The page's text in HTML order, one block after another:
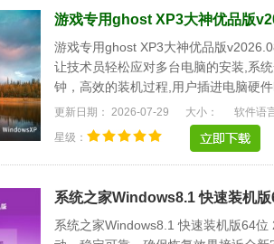
游戏专用ghost XP3大神优品版
游戏专用ghost XP3大神优品版
让技术员轻松应对多台电脑的安装,系
钟，高效的装机过程,用户插进电脑硬
更强大的软硬.....
更新日期： 2026-07-29 大小：
软件语
星级：
系统之家Windows8.1 快速装机
系统之家Windows8.1 快速装机版64